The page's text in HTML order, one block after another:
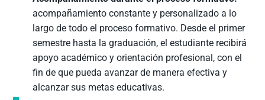
acompañamiento constante y personalizado a lo
largo de todo el proceso formativo. Desde el primer
semestre hasta la graduación, el estudiante recibirá
apoyo académico y orientación profesional, con el
fin de que pueda avanzar de manera efectiva y
alcanzar sus metas educativas.